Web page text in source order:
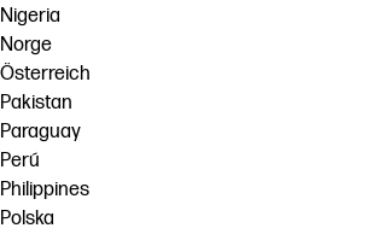
Nigeria
Norge
Österreich
Pakistan
Paraguay
Perú
Philippines
Polska